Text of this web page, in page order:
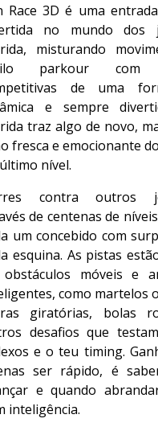
Race 3D é uma
no mundo dos
misturando
parkour com
de uma
e sempre
traz algo de novo,
fresca e emocionante
nível.
contra outros
de centenas de
um concebido com
esquina. As pistas
móveis e
como martelos
giratórias, bolas
desafios que
e o teu timing.
ser rápido, é
e quando
inteligência.